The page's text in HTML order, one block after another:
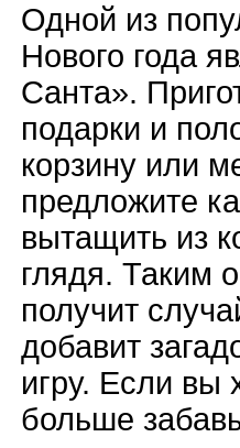
Одной из
Нового года
Санта».
подарки и
корзину или
предложите
вытащить из
глядя. Таким
получит
добавит
игру. Если вы
больше